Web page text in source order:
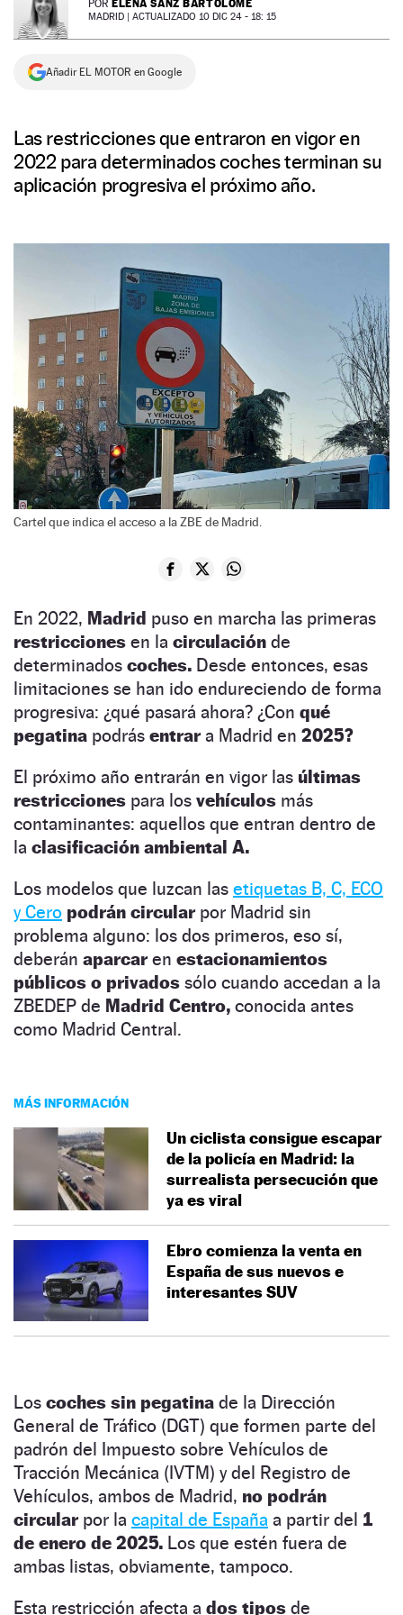
NEWSLETTER
SÍGUENOS
POR ELENA SANZ BARTOLOMÉ
MADRID | ACTUALIZADO 10 DIC 24 - 18: 15
Añadir EL MOTOR en Google
Las restricciones que entraron en vigor en
2022 para determinados coches terminan su
aplicación progresiva el próximo año.
Cartel que indica el acceso a la ZBE de Madrid.
En 2022, Madrid puso en marcha las primeras
restricciones en la circulación de
determinados coches. Desde entonces, esas
limitaciones se han ido endureciendo de forma
progresiva: ¿qué pasará ahora? ¿Con qué
pegatina podrás entrara Madrid en 2025?
El próximo año entrarán en vigor las últimas
restricciones para los vehículos más
contaminantes: aquellos que entran dentro de
la clasificación ambiental A.
Los modelos que luzcan las etiquetas B, C, ECO
y Cero podrán circularpor Madrid sin
problema alguno: los dos primeros, eso sí,
deberán aparcaren estacionamientos
públicos o privados sólo cuando accedan a la
ZBEDEP de Madrid Centro, conocida antes
como Madrid Central.
MÁS INFORMACIÓN
Un ciclista consigue escapar
de la policía en Madrid: la
surrealista persecución que
ya es viral
Ebro comienza la venta en
España de sus nuevos e
interesantes SUV
Los coches sin pegatina de la Dirección
General de Tráfico (DGT) que formen parte del
padrón del Impuesto sobre Vehículos de
Tracción Mecánica (IVTM) y del Registro de
Vehículos, ambos de Madrid, no podrán
circularpor la capital de España a partir del 1
de enero de 2025. Los que estén fuera de
ambas listas, obviamente, tampoco.
Esta restricción afecta a dos tipos de